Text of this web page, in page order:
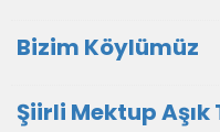
Bizim Köylümüz
Şiirli Mektup Aşık